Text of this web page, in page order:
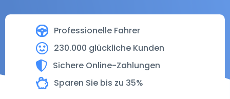
Professionelle Fahrer
230.000 glückliche Kunden
Sichere Online-Zahlungen
Sparen Sie bis zu 35%